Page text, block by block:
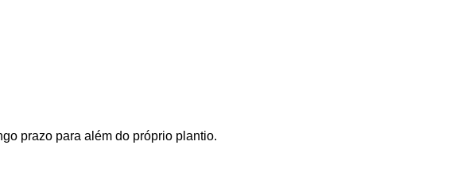
prazo para além do próprio plantio.